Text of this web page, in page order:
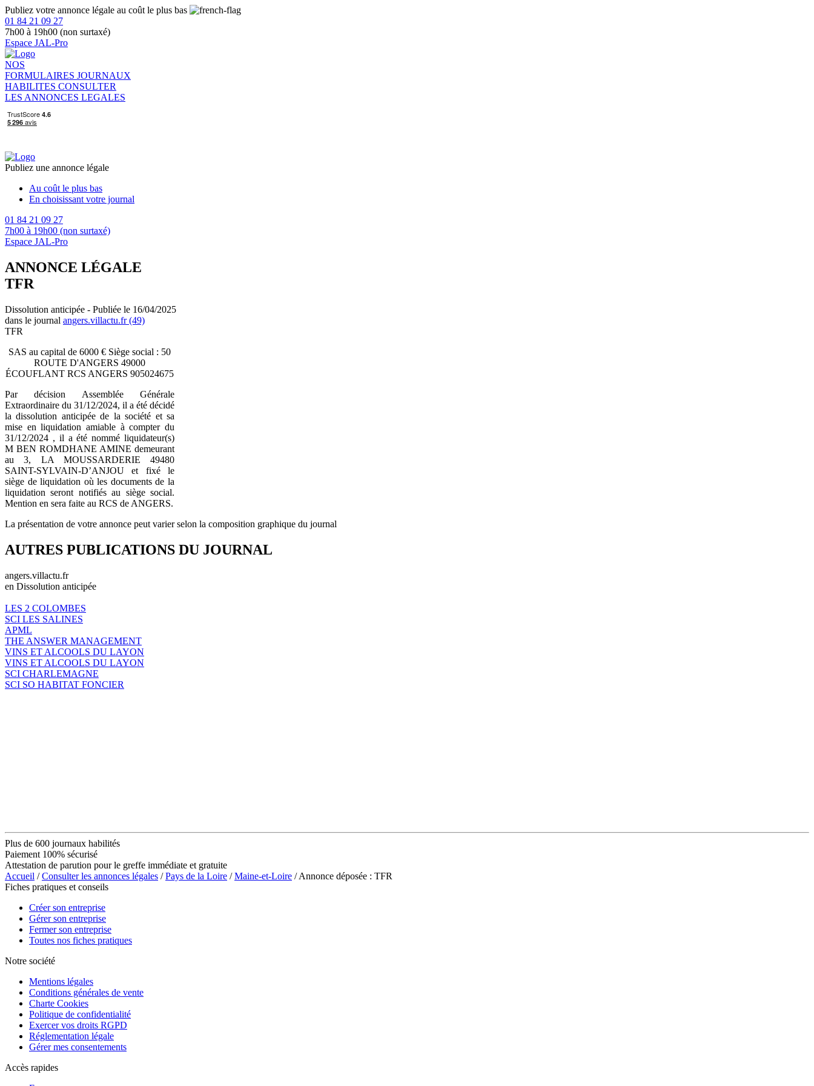
Publiez votre annonce légale au coût le plus bas
01 84 21 09 27
7h00 à 19h00 (non surtaxé)
Espace JAL-Pro
NOS
FORMULAIRES JOURNAUX
HABILITES CONSULTER
LES ANNONCES LEGALES
Publiez une annonce légale
Au coût le plus bas
En choisissant votre journal
01 84 21 09 27
7h00 à 19h00 (non surtaxé)
Espace JAL-Pro
ANNONCE LÉGALE
TFR
Dissolution anticipée - Publiée le 16/04/2025
dans le journal angers.villactu.fr (49)
TFR
SAS au capital de 6000 € Siège social : 50
ROUTE D'ANGERS 49000
ÉCOUFLANT RCS ANGERS 905024675
Par décision Assemblée Générale
Extraordinaire du 31/12/2024, il a été décidé
la dissolution anticipée de la société et sa
mise en liquidation amiable à compter du
31/12/2024 , il a été nommé liquidateur(s)
M BEN ROMDHANE AMINE demeurant
au 3, LA MOUSSARDERIE 49480
SAINT-SYLVAIN-D’ANJOU et fixé le
siège de liquidation où les documents de la
liquidation seront notifiés au siège social.
Mention en sera faite au RCS de ANGERS.
La présentation de votre annonce peut varier selon la composition graphique du journal
AUTRES PUBLICATIONS DU JOURNAL
angers.villactu.fr
en Dissolution anticipée
LES 2 COLOMBES
SCI LES SALINES
APML
THE ANSWER MANAGEMENT
VINS ET ALCOOLS DU LAYON
VINS ET ALCOOLS DU LAYON
SCI CHARLEMAGNE
SCI SO HABITAT FONCIER
Plus de 600 journaux habilités
Paiement 100% sécurisé
Attestation de parution pour le greffe immédiate et gratuite
Accueil /Consulter les annonces légales /Pays de la Loire /Maine-et-Loire / Annonce déposée : TFR
Fiches pratiques et conseils
Créer son entreprise
Gérer son entreprise
Fermer son entreprise
Toutes nos fiches pratiques
Notre société
Mentions légales
Conditions générales de vente
Charte Cookies
Politique de confidentialité
Exercer vos droits RGPD
Réglementation légale
Gérer mes consentements
Accès rapides